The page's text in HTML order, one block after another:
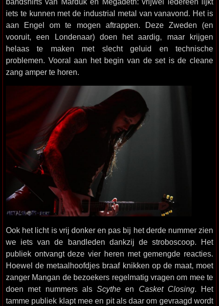
iets te kunnen met de industrial metal van vanavond. Het is
aan Engel om te mogen aftrappen. Deze Zweden (en
vooruit, een Londenaar) doen het aardig, maar krijgen
helaas te maken met slecht geluid en technische
problemen. Vooral aan het begin van de set is de cleane
zang amper te horen.
Ook het licht is vrij donker en pas bij het derde nummer zien
we iets van de bandleden dankzij de stroboscoop. Het
publiek ontvangt deze vier heren met gemengde reacties.
Hoewel de metaalhoofdjes braaf knikken op de maat, moet
zanger Mangan de bezoekers regelmatig vragen om mee te
doen met nummers als Scythe en Casket Closing. Het
tamme publiek klapt mee en pit als daar om gevraagd wordt